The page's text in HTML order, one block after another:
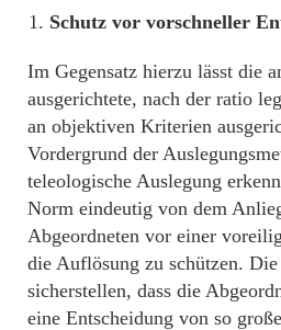
Schutz vor vorschneller
Im Gegensatz hierzu lässt die
ausgerichtete, nach der ratio
an objektiven Kriterien
Vordergrund der
teleologische Auslegung
Norm eindeutig von dem
Abgeordneten vor einer
die Auflösung zu schützen.
sicherstellen, dass die
eine Entscheidung von so